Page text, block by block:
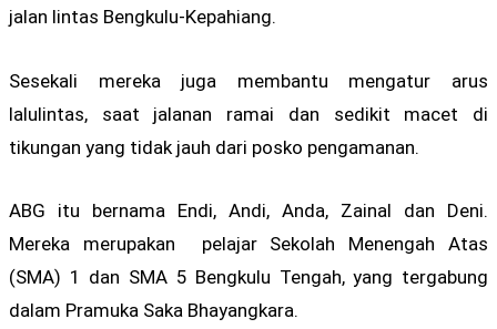
jalan lintas Bengkulu-Kepahiang.
Sesekali mereka juga membantu mengatur arus
lalulintas, saat jalanan ramai dan sedikit macet di
tikungan yang tidak jauh dari posko pengamanan.
ABG itu bernama Endi, Andi, Anda, Zainal dan Deni.
Mereka merupakan pelajar Sekolah Menengah Atas
(SMA) 1 dan SMA 5 Bengkulu Tengah, yang tergabung
dalam Pramuka Saka Bhayangkara.